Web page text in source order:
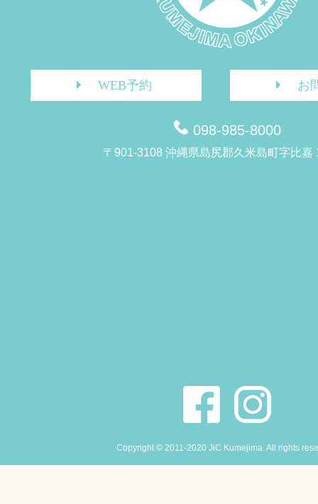
WEB予約 お
098-985-8000
〒901-3108 沖縄県島尻郡久米島町字比嘉
Copyright © 2011-2020 JiC Kumejima. All rights